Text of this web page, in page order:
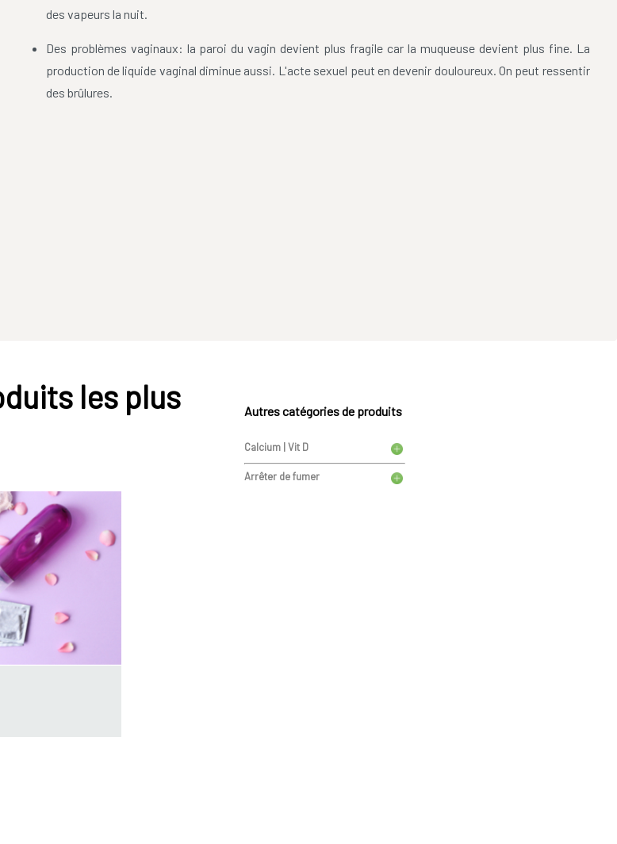
des vapeurs la nuit.
Des problèmes vaginaux: la paroi du vagin devient plus fragile car la muqueuse devient plus fine. La
production de liquide vaginal diminue aussi. L'acte sexuel peut en devenir douloureux. On peut ressentir
des brûlures.
les plus
Autres catégories de produits
Calcium | Vit D
Arrêter de fumer